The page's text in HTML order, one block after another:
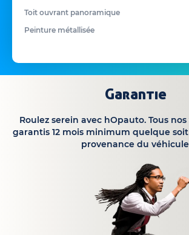
Toit ouvrant panoramique
Peinture métallisée
Garantie
Roulez serein avec hOpauto. Tous
garantis 12 mois minimum quelque
provenance du